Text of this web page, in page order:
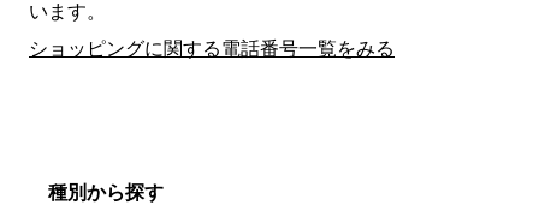
います。
ショッピングに関する電話番号一覧をみる
種別から探す